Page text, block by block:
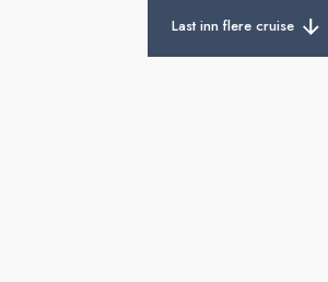
Last inn flere cruise